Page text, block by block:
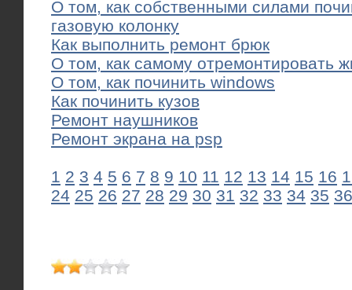
О том, как собственными силами
газовую колонку
Как выполнить ремонт брюк
О том, как самому отремонтировать
О том, как починить windows
Как починить кузов
Ремонт наушников
Ремонт экрана на psp
1 2 3 4 5 6 7 8 9 10 11 12 13 14 15 16
24 25 26 27 28 29 30 31 32 33 34 35 36